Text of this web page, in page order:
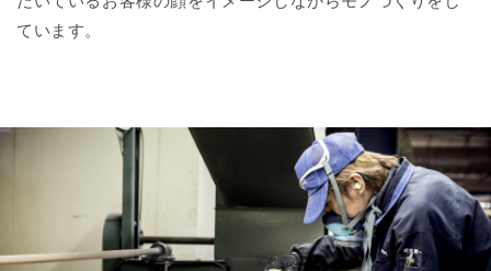
ています。